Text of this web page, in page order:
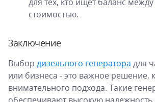
стоимостью.
Заключение
Выбор дизельного генератора для
или бизнеса - это важное решение,
внимательного подхода. Такие